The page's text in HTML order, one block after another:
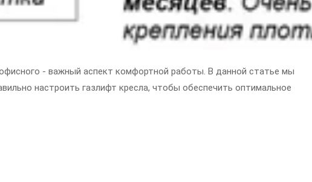
офисного - важный аспект комфортной работы. В данной статье мы
настроить газлифт кресла, чтобы обеспечить оптимальное